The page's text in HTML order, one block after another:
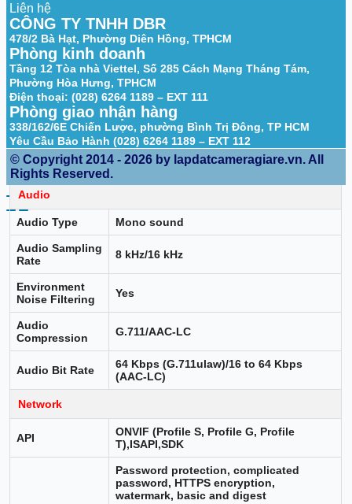
Video
Compression
Sub-stream: H.265/H.264/MJPEG
Video Bit Rate 32 Kbps to 8 Mbps
H.264 Type Baseline Profile,Main Profile,High Profile
H.265 Type Main Profile
Bit Rate Control CBR,VBR
Region of
Interest (ROI)
1 fixed region for main stream
Audio
Audio Type Mono sound
Audio Sampling
Rate
8 kHz/16 kHz
Environment
Noise Filtering
Yes
Audio
Compression
G.711/AAC-LC
Audio Bit Rate
64 Kbps (G.711ulaw)/16 to 64 Kbps
(AAC-LC)
Network
API
ONVIF (Profile S, Profile G, Profile
T),ISAPI,SDK
Password protection, complicated
password, HTTPS encryption,
watermark, basic and digest
Liên hệ
CÔNG TY TNHH DBR
478/2 Bà Hạt, Phường Diên Hồng, TPHCM
Phòng kinh doanh
Tầng 12 Tòa nhà Viettel, Số 285 Cách Mạng Tháng Tám,
Phường Hòa Hưng, TPHCM
Điện thoại: (028) 6264 1189 – EXT 111
Phòng giao nhận hàng
338/162/6E Chiến Lược, phường Bình Trị Đông, TP HCM
Yêu Cầu Bảo Hành (028) 6264 1189 – EXT 112
© Copyright 2014 - 2026 by lapdatcameragiare.vn. All
Rights Reserved.